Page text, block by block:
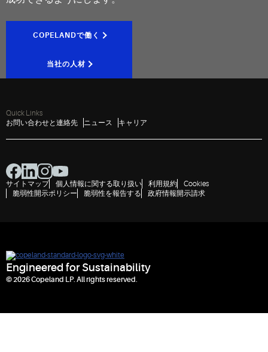
COPELANDで働く
当社の人材
Quick Links
お問い合わせと連絡先
ニュース キャリア
サイトマップ 個人情報に関する取り扱い 利用規約
Cookies
脆弱性開示ポリシー
脆弱性を報告する 政府情報開示請求
Engineered for Sustainability
© 2026 Copeland LP. All rights reserved.